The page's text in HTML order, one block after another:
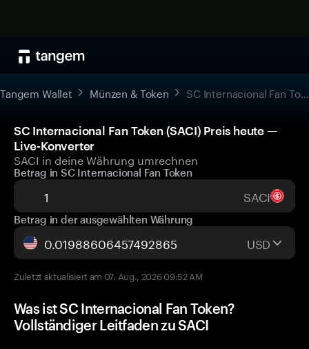
Tangem Wallet Münzen & Token SC Internacional Fan Token
SC Internacional Fan Token (SACI) Preis heute —
Live-Konverter
SACI in deine Währung umrechnen
Betrag in SC Internacional Fan Token
SACI
Betrag in der ausgewählten Währung
USD
Zuletzt aktualisiert am 07. Aug., 2026 09:52 AM
Was ist SC Internacional Fan Token?
Vollständiger Leitfaden zu SACI